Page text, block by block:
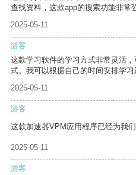
查找资料，这款app的搜索功能非常
2025-05-11
游客
这款学习软件的学习方式非常灵活
式。我可以根据自己的时间安排学习
2025-05-11
游客
这款加速器VPM应用程序已经为我
2025-05-11
游客